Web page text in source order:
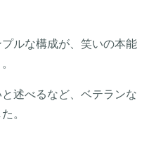
ルな構成が、笑いの本能
述べるなど、ベテランな
。